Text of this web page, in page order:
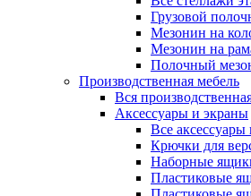
Грузовой
Мезонин на
Мезонин на
Полочный
Производственная мебель
Вся
Аксессуары и экраны
Все
Крючки для
Наборные
Пластиковые